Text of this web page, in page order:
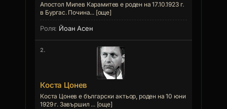
Апостол Милев Карамитев е роден на 17.10.1923 г.
в Бургас. Почина... [още]
Йоан Асен
2.
Коста Цонев
Коста Цонев е български актьор, роден на 10 юни
1929 г. Завършил ... [още]